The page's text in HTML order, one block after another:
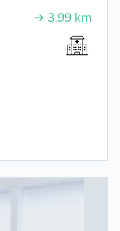
➔ 3.99 km